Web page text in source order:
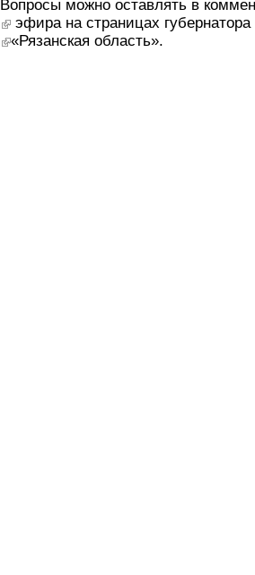
Вопросы можно оставлять в
(link is external)
эфира на страницах
(link is external)
«Рязанская область».